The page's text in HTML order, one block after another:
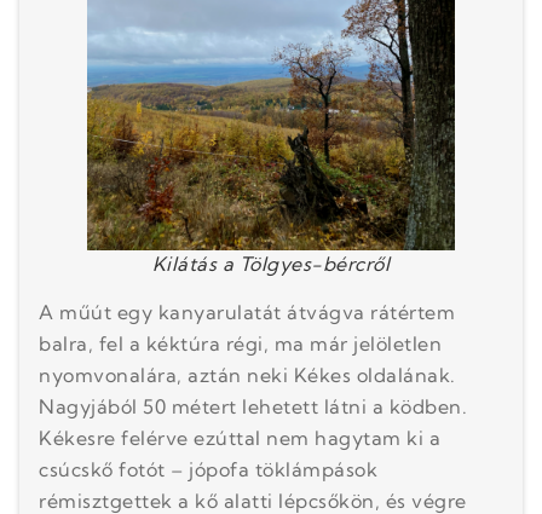
Kilátás a Tölgyes-bércről
A műút egy kanyarulatát átvágva rátértem
balra, fel a kéktúra régi, ma már jelöletlen
nyomvonalára, aztán neki Kékes oldalának.
Nagyjából 50 métert lehetett látni a ködben.
Kékesre felérve ezúttal nem hagytam ki a
csúcskő fotót – jópofa töklámpások
rémisztgettek a kő alatti lépcsőkön, és végre